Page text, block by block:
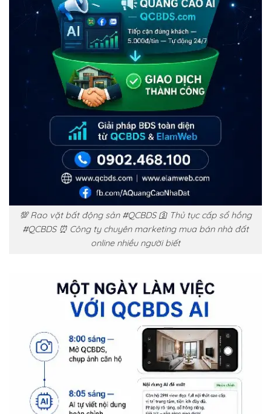
💯 Rao vặt bất động sản #QCBDS 🛐 Thủ tục cấp sổ hồng
#QCBDS ⏰ Công ty chuyên marketing mua bán nhà đất
online nhiều người biết